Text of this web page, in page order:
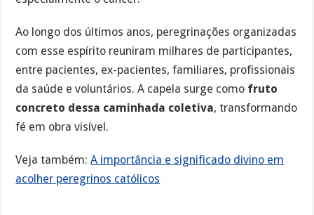
Ao longo dos últimos anos, peregrinações organizadas
com esse espírito reuniram milhares de participantes,
entre pacientes, ex-pacientes, familiares, profissionais
da saúde e voluntários. A capela surge como fruto
concreto dessa caminhada coletiva, transformando
fé em obra visível.
Veja também:A importância e significado divino em
acolher peregrinos católicos